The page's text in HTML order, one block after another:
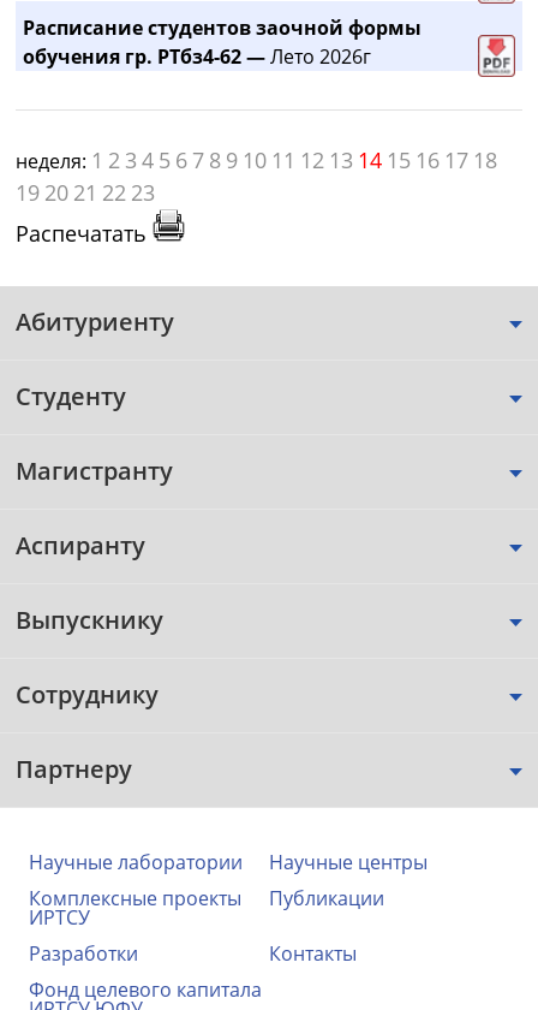
Расписание студентов заочной формы
обучения гр. РТбз4-62 —Лето 2026г
неделя: 1 2 3 4 5 6 7 8 9 10 11 12 13 14 15 16 17 18
19 20 21 22 23
Распечатать
Абитуриенту
Студенту
Магистранту
Аспиранту
Выпускнику
Сотруднику
Партнеру
Научные лаборатории
Научные центры
Комплексные проекты
ИРТСУ
Публикации
Разработки
Контакты
Фонд целевого капитала